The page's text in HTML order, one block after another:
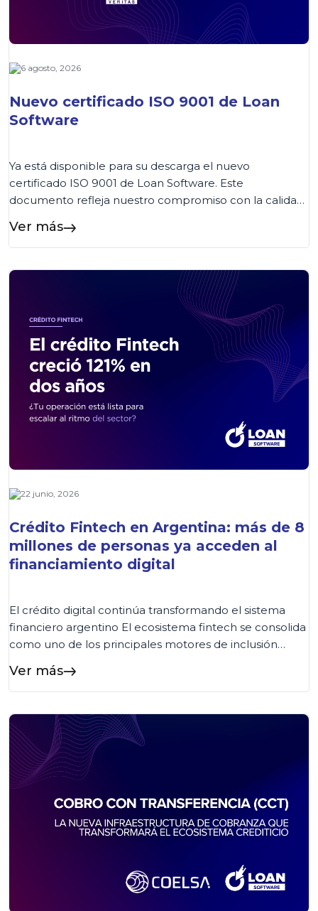
6 agosto, 2026
Nuevo certificado ISO 9001 de Loan
Software
Ya está disponible para su descarga el nuevo
certificado ISO 9001 de Loan Software. Este
documento refleja nuestro compromiso con la calidad
podrán acceder al certificado de forma rápida desde
esta página o consultarlo también en nuestra Wiki,
donde encontrarán siempre la versión vigente....
Ver más
22 junio, 2026
Crédito Fintech en Argentina: más de 8
millones de personas ya acceden al
financiamiento digital
El crédito digital continúa transformando el sistema
financiero argentino El ecosistema fintech se consolida
como uno de los principales motores de inclusión
Informe de Crédito Fintech elaborado por el ITBA y la
Cámara Argentina Fintech, más de 8,1 millones de
personas ya acceden a crédito fintech en […]...
Ver más